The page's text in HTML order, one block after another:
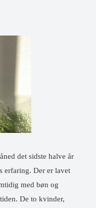
det sidste halve år
erfaring. Der er lavet
med bøn og
De to kvinder,